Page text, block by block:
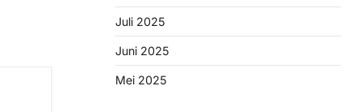
Juli 2025
Juni 2025
Mei 2025